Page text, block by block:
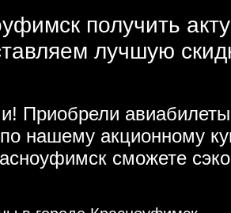
получить
лучшую
Приобрели
нашему акционному
сможете